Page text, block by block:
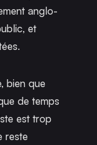
anglo-
et
bien que
de temps
est trop
reste